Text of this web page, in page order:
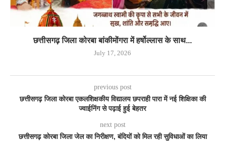
छत्तीसगढ़ जिला कोरबा बांकीमोंगरा में हर्षोल्लास के साथ...
July 17, 2026
previous post
छत्तीसगढ़ जिला कोरबा एकलशिक्षकीय विद्यालय छपराही पारा में नई शिक्षिका की
ज्वाईनिंग से पढ़ाई हुई बेहतर
next post
छत्तीसगढ़ कोरबा जिला जेल का निरीक्षण, बंदियों को मिल रही सुविधाओं का लिया